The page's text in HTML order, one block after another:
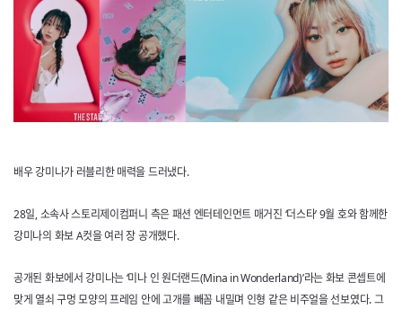
배우 강미나가 러블리한 매력을 드러냈다.
28일, 소속사 스토리제이컴퍼니 측은 패션 엔터테인먼트 매거진 ‘더스타’ 9월 호와 함께한
강미나의 화보 A컷을 여러 장 공개했다.
공개된 화보에서 강미나는 ‘미나 인 원더랜드(Mina in Wonderland)’라는 화보 콘셉트에
맞게 열쇠 구멍 모양의 프레임 안에 고개를 빼꼼 내밀며 인형 같은 비주얼을 선보였다. 그